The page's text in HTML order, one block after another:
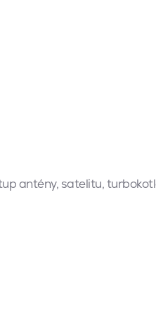
antény, satelitu,